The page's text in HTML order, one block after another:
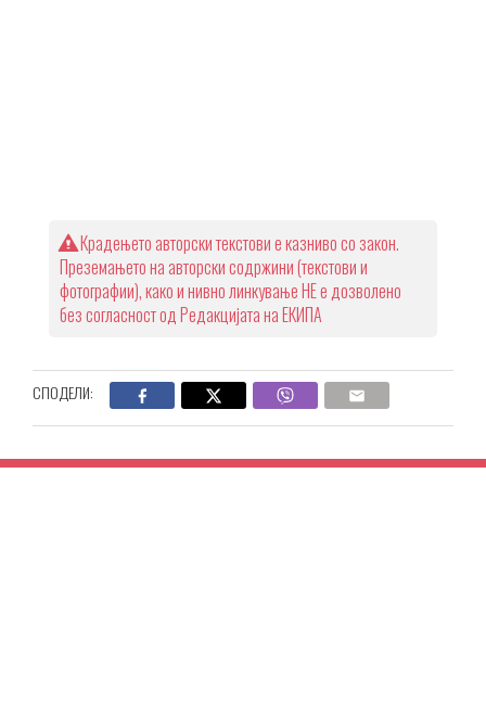
Крадењето авторски текстови е казниво со закон.
Преземањето на авторски содржини (текстови и
фотографии), како и нивно линкување НЕ е дозволено
без согласност од Редакцијата на ЕКИПА
СПОДЕЛИ: